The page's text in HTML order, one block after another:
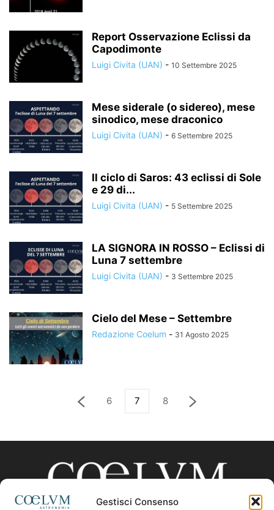
Gestisci Consenso
Report Osservazione Eclissi da
Capodimonte
Luigi Civita (UAN) - 10 Settembre 2025
Mese siderale (o sidereo), mese
sinodico, mese draconico
Luigi Civita (UAN) - 6 Settembre 2025
Il ciclo di Saros: 43 eclissi di Sole
e 29 di...
Luigi Civita (UAN) - 5 Settembre 2025
LA SIGNORA IN ROSSO – Eclissi di
Luna 7 settembre
Luigi Civita (UAN) - 3 Settembre 2025
Cielo del Mese – Settembre
Redazione Coelum - 31 Agosto 2025
6 7 8